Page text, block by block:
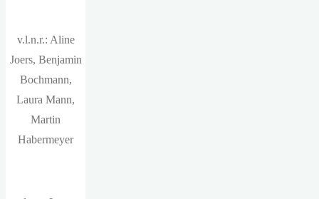
v.l.n.r.: Aline
Joers, Benjamin
Bochmann,
Laura Mann,
Martin
Habermeyer